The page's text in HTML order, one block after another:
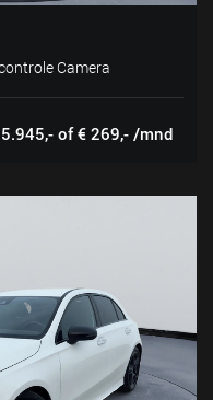
Camera
of € 269,- /mnd